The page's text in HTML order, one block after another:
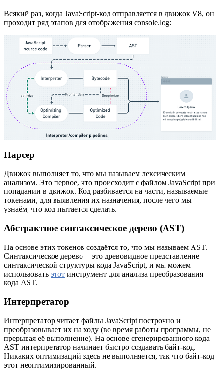
Всякий раз, когда JavaScript-код отправляется в движок V8, он
проходит ряд этапов для отображения console.log:
Парсер
Движок выполняет то, что мы называем лексическим
анализом. Это первое, что происходит с файлом JavaScript при
попадании в движок. Код разбивается на части, называемые
токенами, для выявления их назначения, после чего мы
узнаём, что код пытается сделать.
Абстрактное синтаксическое дерево (AST)
На основе этих токенов создаётся то, что мы называем AST.
Синтаксическое дерево — это древовидное представление
синтаксической структуры кода JavaScript, и мы можем
использовать этот инструмент для анализа преобразования
кода AST.
Интерпретатор
Интерпретатор читает файлы JavaScript построчно и
преобразовывает их на ходу (во время работы программы, не
прерывая её выполнение). На основе сгенерированного кода
AST интерпретатор начинает быстро создавать байт-код.
Никаких оптимизаций здесь не выполняется, так что байт-код
этот неоптимизированный.